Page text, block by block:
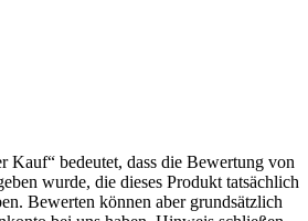
Kauf“ bedeutet, dass die Bewertung von
wurde, die dieses Produkt tatsächlich
Bewerten können aber grundsätzlich